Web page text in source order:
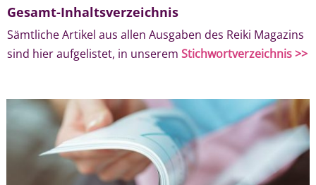
Gesamt-Inhaltsverzeichnis
Sämtliche Artikel aus allen Ausgaben des Reiki Magazins
sind hier aufgelistet, in unserem Stichwortverzeichnis >>